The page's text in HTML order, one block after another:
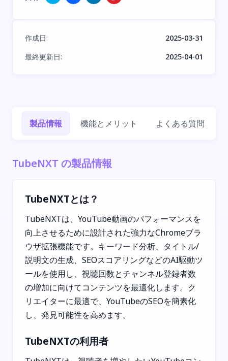
作成日:
2025-03-31
最終更新日: 2025-04-01
製品情報 機能とメリット よくある質問
TubeNXT の製品情報
TubeNXTとは？
TubeNXTは、YouTube動画のパフォーマンスを
向上させるために設計された強力なChromeブラ
ウザ拡張機能です。キーワード分析、タイトル/
説明文の生成、SEOスコアリングなどのAI駆動ツ
ールを使用し、視聴回数とチャンネル登録者数
の増加に向けてコンテンツを最適化します。ク
リエイターに最適で、YouTubeのSEOを簡素化
し、発見可能性を高めます。
TubeNXTの利用者